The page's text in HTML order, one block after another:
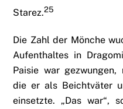
Starez.25
Die Zahl der Mönche
Aufenthaltes in
Paisie war gezwungen,
die er als Beichtväter
einsetzte. „Das war“,